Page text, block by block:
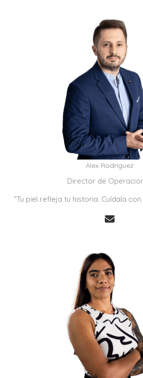
Àlex Rodríguez
Director de
“Tu piel refleja tu historia. Cuídala